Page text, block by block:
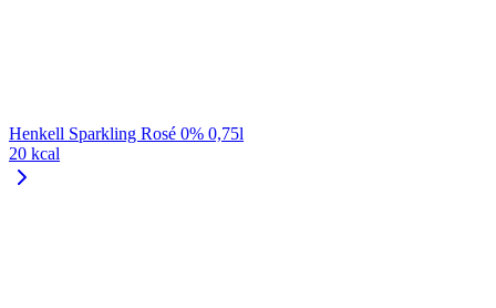
Henkell Sparkling Rosé 0% 0,75l
20 kcal